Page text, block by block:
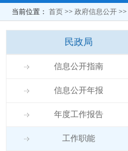
当前位置： 首页 >> 政府信息公开 >>
民政局
信息公开指南
信息公开年报
年度工作报告
工作职能